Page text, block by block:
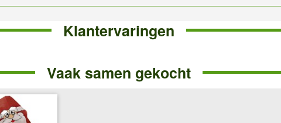
Klantervaringen
Vaak samen gekocht